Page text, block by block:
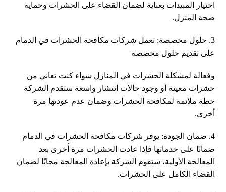
اختيار المبيدات بعناية لضمان القضاء على الحشرات وحماية
صحة المنزل.
3. حلول مخصصة: تعمل شركات مكافحة الحشرات في الدمام
على تقديم حلول مخصصة
وفعالة لمشكلة الحشرات في المنازل سواء كنت تعاني من
حشرات معينة أو وجود حالات انتشار واسعة ستقدم الشركة
خطة ملائمة لمكافحة الحشرات وضمان عدم عودتها مرة
أخرى.
4. ضمان الجودة: يوفر شركات مكافحة الحشرات في الدمام
ضمانًا على خدماتها فإذا عادت الحشرات مرة أخرى بعد
المعالجة الأولية، ستقوم الشركة بإعادة المعالجة مجانًا لضمان
القضاء الكامل على الحشرات.